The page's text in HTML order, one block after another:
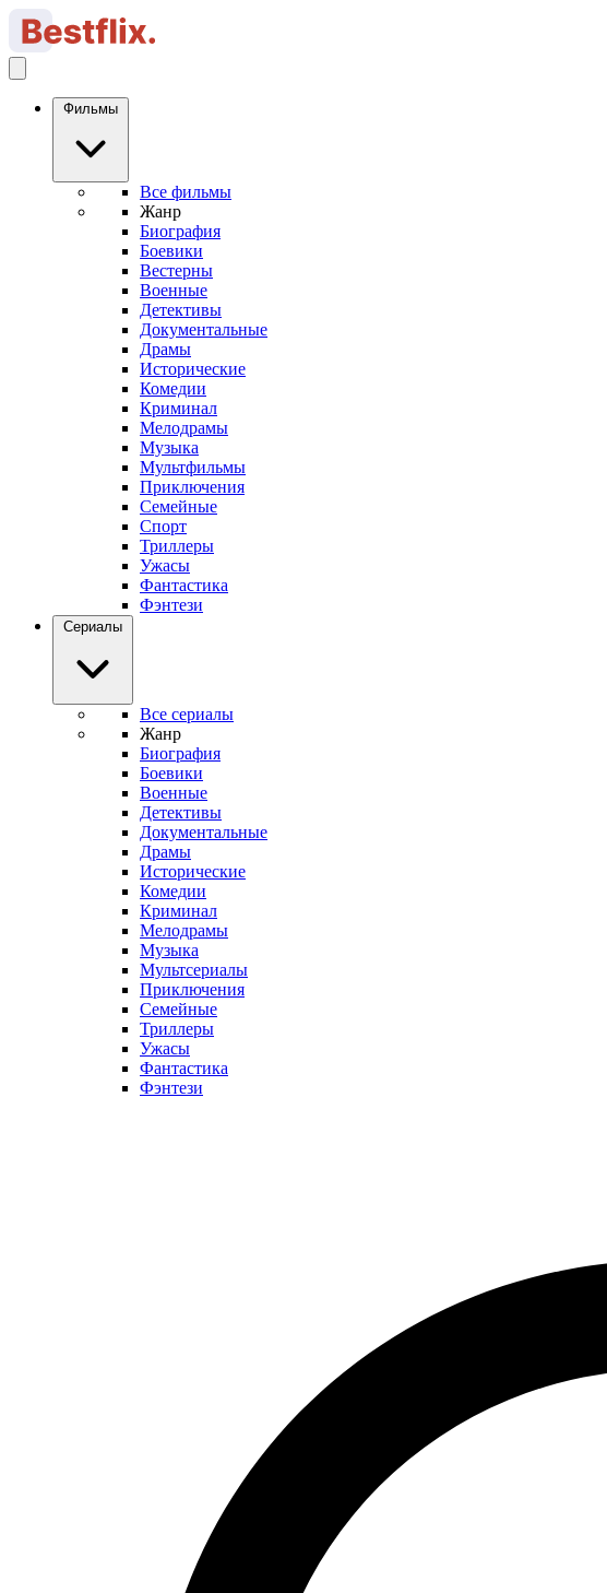
Фильмы
Все фильмы
Жанр
Биография
Боевики
Вестерны
Военные
Детективы
Документальные
Драмы
Исторические
Комедии
Криминал
Мелодрамы
Музыка
Мультфильмы
Приключения
Семейные
Спорт
Триллеры
Ужасы
Фантастика
Фэнтези
Сериалы
Все сериалы
Жанр
Биография
Боевики
Военные
Детективы
Документальные
Драмы
Исторические
Комедии
Криминал
Мелодрамы
Музыка
Мультсериалы
Приключения
Семейные
Триллеры
Ужасы
Фантастика
Фэнтези